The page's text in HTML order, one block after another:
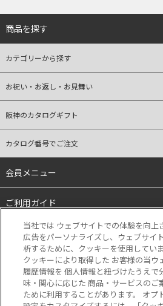
商品を探す
カテゴリーから探す
お祝い・お返し・お見舞い
阪神のカタログギフト
カタログ番号でご注文
会員メニュー
ご利用ガイド
リンク
当社では ウェブサイトでの体験を向上
広告をパーソナライズし、ウェブサイ
析するために、クッキーを使用してい
クッキーにより取得した お客様の当ウ
履歴情報を 個人情報と紐づけたうえで
味・関心に応じた 商品・サービスのご
ために利用することがあります。 オプ